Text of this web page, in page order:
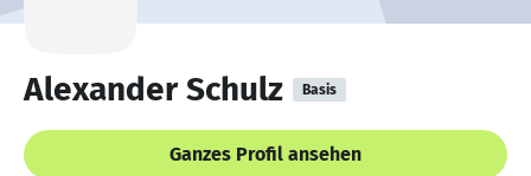
Alexander Schulz Basis
Ganzes Profil ansehen